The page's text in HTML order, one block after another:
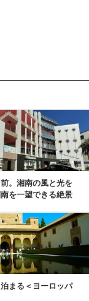
。湘南の風と光を
を一望できる絶景
まる＜ヨーロッパ